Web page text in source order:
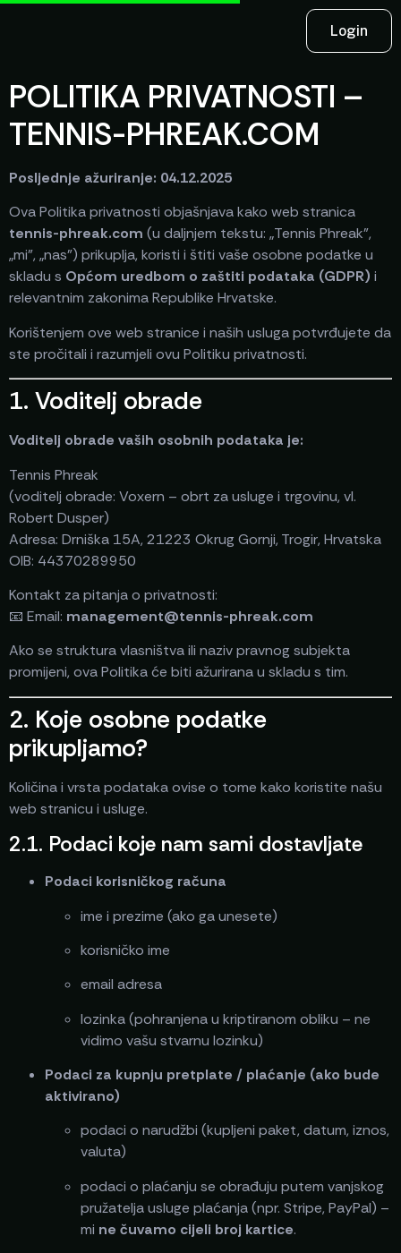
Login
POLITIKA PRIVATNOSTI –
TENNIS-PHREAK.COM
Posljednje ažuriranje: 04.12.2025
Ova Politika privatnosti objašnjava kako web stranica
tennis-phreak.com (u daljnjem tekstu: „Tennis Phreak”,
„mi”, „nas”) prikuplja, koristi i štiti vaše osobne podatke u
skladu s Općom uredbom o zaštiti podataka (GDPR) i
relevantnim zakonima Republike Hrvatske.
Korištenjem ove web stranice i naših usluga potvrđujete da
ste pročitali i razumjeli ovu Politiku privatnosti.
1. Voditelj obrade
Voditelj obrade vaših osobnih podataka je:
Tennis Phreak
(voditelj obrade: Voxern – obrt za usluge i trgovinu, vl.
Robert Dusper)
Adresa: Drniška 15A, 21223 Okrug Gornji, Trogir, Hrvatska
OIB: 44370289950
Kontakt za pitanja o privatnosti:
📧 Email: management@tennis-phreak.com
Ako se struktura vlasništva ili naziv pravnog subjekta
promijeni, ova Politika će biti ažurirana u skladu s tim.
2. Koje osobne podatke
prikupljamo?
Količina i vrsta podataka ovise o tome kako koristite našu
web stranicu i usluge.
2.1. Podaci koje nam sami dostavljate
Podaci korisničkog računa
ime i prezime (ako ga unesete)
korisničko ime
email adresa
lozinka (pohranjena u kriptiranom obliku – ne
vidimo vašu stvarnu lozinku)
Podaci za kupnju pretplate / plaćanje (ako bude
aktivirano)
podaci o narudžbi (kupljeni paket, datum, iznos,
valuta)
podaci o plaćanju se obrađuju putem vanjskog
pružatelja usluge plaćanja (npr. Stripe, PayPal) –
mi ne čuvamo cijeli broj kartice.